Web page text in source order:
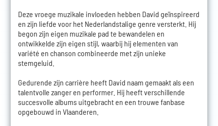
Deze vroege muzikale invloeden hebben David geïnspireerd
en zijn liefde voor het Nederlandstalige genre versterkt. Hij
begon zijn eigen muzikale pad te bewandelen en
ontwikkelde zijn eigen stijl, waarbij hij elementen van
variété en chanson combineerde met zijn unieke
stemgeluid.
Gedurende zijn carrière heeft David naam gemaakt als een
talentvolle zanger en performer. Hij heeft verschillende
succesvolle albums uitgebracht en een trouwe fanbase
opgebouwd in Vlaanderen.